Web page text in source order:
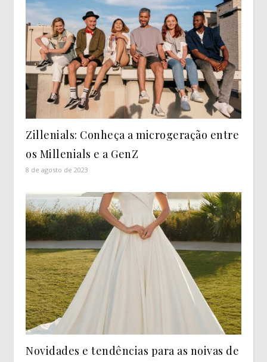
Zillenials: Conheça a microgeração entre
os Millenials e a GenZ
8 de agosto de 2023
Novidades e tendências para as noivas de